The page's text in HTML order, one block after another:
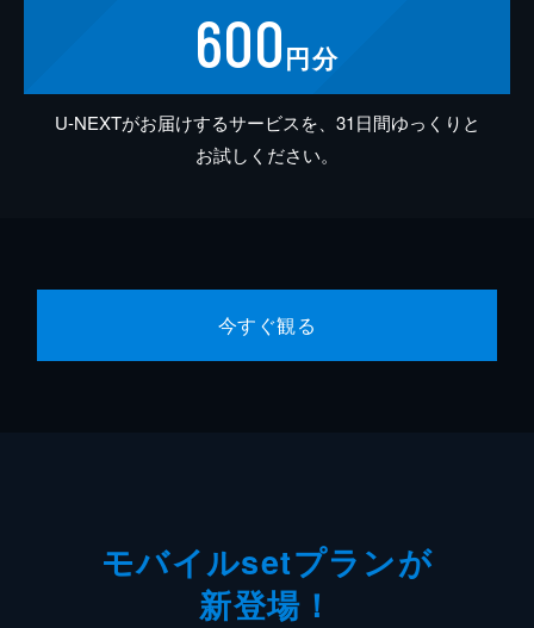
600円分
U-NEXTがお届けするサービスを、31日間ゆっくりと
お試しください。
今すぐ観る
モバイルsetプランが
新登場！